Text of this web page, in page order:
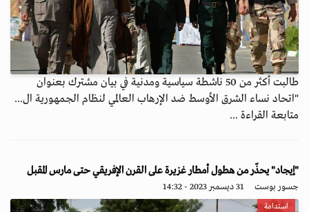
طالبت أكثر من 50 ناشطة سياسية ومدنية في بيان مشترك بعنوان
"اتحاد نساء الشرق الأوسط ضد الإرهاب العالمي لنظام الجمهورية ال...
متابعة القراءة ...
"إيجاد" يحذّر من هطول أمطار غزيرة على القرن الإفريقي حتى مارس المقبل
جسور بوست 31 ديسمبر 2023 - 14:32
استدامة